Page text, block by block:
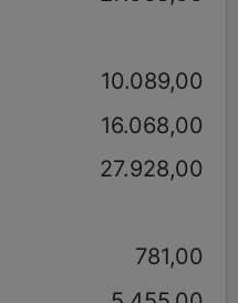
10.089,00
16.068,00
27.928,00
781,00